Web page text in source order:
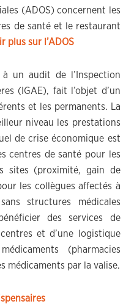
(ADOS) concernent les
de santé et le restaurant
plus sur l’ADOS
à un audit de l’Inspection
(IGAE), fait l’objet d’un
et les permanents. La
niveau les prestations
de crise économique est
centres de santé pour les
sites (proximité, gain de
les collègues affectés à
structures médicales
des services de
et d’une logistique
(pharmacies
médicaments par la valise.